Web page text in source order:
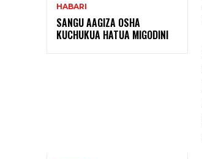
HABARI
SANGU AAGIZA OSHA
KUCHUKUA HATUA MIGODINI ‎